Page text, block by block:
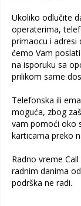
Ukoliko odlučite
operaterima,
primaocu i adresi
ćemo Vam
na isporuku sa
prilikom same
Telefonska ili
moguća, zbog
vam pomoći oko
karticama preko
Radno vreme
radnim danima
podrška ne radi.